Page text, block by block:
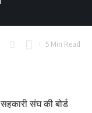
5 Min Read
संघ की बोर्ड